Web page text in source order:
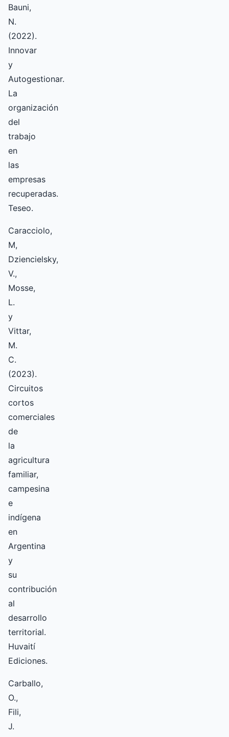
Bauni,
N.
(2022).
Innovar
y
Autogestionar.
La
organización
del
trabajo
en
las
empresas
recuperadas.
Teseo.
Caracciolo,
M,
Dziencielsky,
V.,
Mosse,
L.
y
Vittar,
M.
C.
(2023).
Circuitos
cortos
comerciales
de
la
agricultura
familiar,
campesina
e
indígena
en
Argentina
y
su
contribución
al
desarrollo
territorial.
Huvaití
Ediciones.
Carballo,
O.,
Fili,
J.